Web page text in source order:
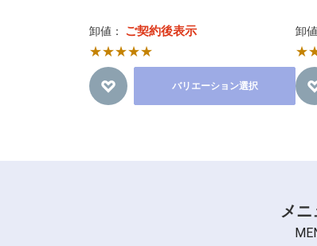
卸値： ご契約後表示
★★★★★
バリエーション選択
卸値
メニ